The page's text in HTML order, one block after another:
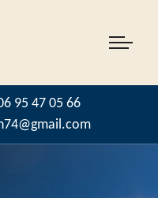
95 47 05 66